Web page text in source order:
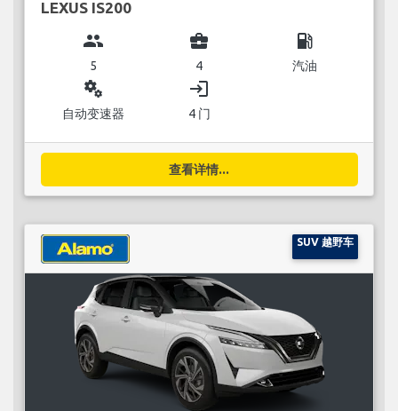
LEXUS IS200
group
5
business_center
4
local_gas_station
汽油
miscellaneous_services
自动变速器
login
4 门
查看详情...
SUV 越野车